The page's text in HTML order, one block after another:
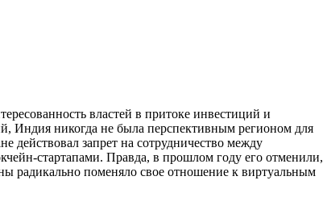
властей в притоке инвестиций и
Индия никогда не была перспективным регионом для
действовал запрет на сотрудничество между
стартапами. Правда, в прошлом году его отменили,
радикально поменяло свое отношение к виртуальным